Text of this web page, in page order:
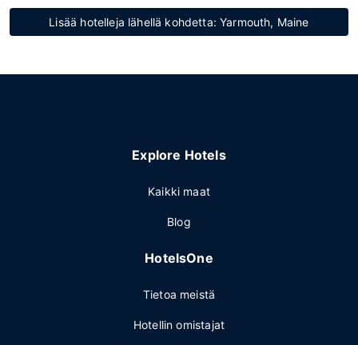
Lisää hotelleja lähellä kohdetta: Yarmouth, Maine
Explore Hotels
Kaikki maat
Blog
HotelsOne
Tietoa meistä
Hotellin omistajat